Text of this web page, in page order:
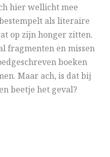
hier wellicht mee
als literaire
op zijn honger zitten.
fragmenten en missen
boeken
Maar ach, is dat bij
beetje het geval?